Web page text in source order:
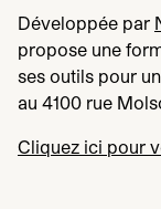
Développée par
propose une
ses outils pour
au 4100 rue
Cliquez ici pour